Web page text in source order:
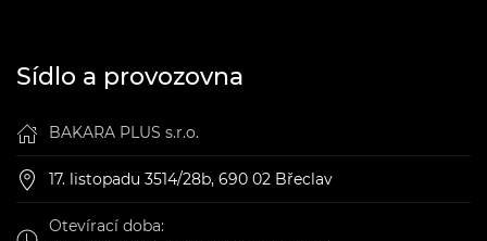
Sídlo a provozovna
BAKARA PLUS s.r.o.
17. listopadu 3514/28b, 690 02 Břeclav
Otevírací doba: